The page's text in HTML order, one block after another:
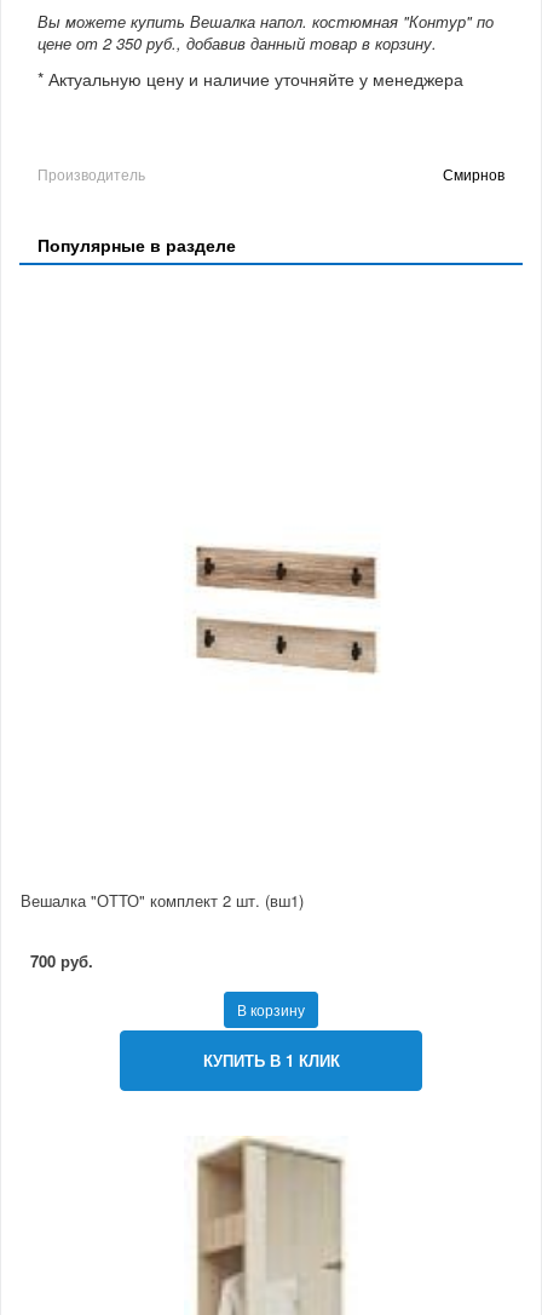
Вы можете купить Вешалка напол. костюмная "Контур" по
цене от 2 350 руб., добавив данный товар в корзину.
* Актуальную цену и наличие уточняйте у менеджера
Производитель Смирнов
Популярные в разделе
Вешалка "ОТТО" комплект 2 шт. (вш1)
700 руб.
В корзину
КУПИТЬ В 1 КЛИК